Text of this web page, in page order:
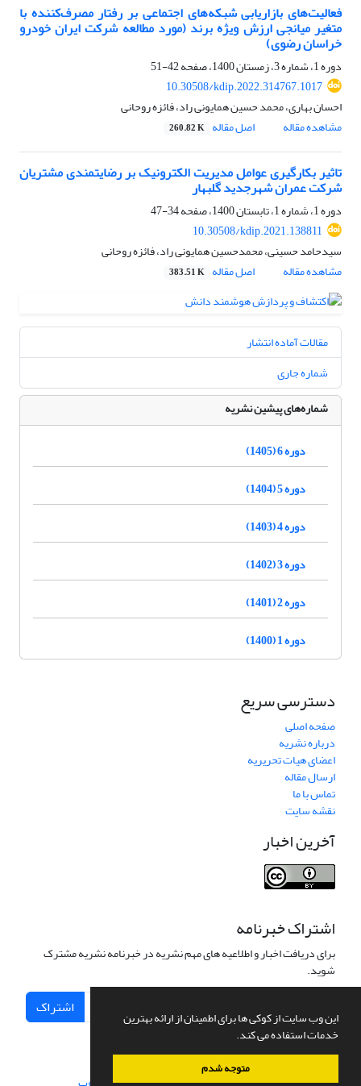
این وب سایت از کوکی ها برای اطمینان از ارائه بهترین
خدمات استفاده می کند.
متوجه شدم
فعالیت‌های بازاریابی شبکه‌های اجتماعی بر رفتار مصرف‌کننده با
متغیر میانجی ارزش ویژه برند (مورد مطالعه شرکت ایران خودرو
خراسان رضوی)
دوره 1، شماره 3، زمستان 1400، صفحه
42-51
10.30508/kdip.2022.314767.1017
احسان بهاری، محمد حسین همایونی راد، فائزه روحانی
مشاهده مقاله
اصل مقاله 260.82 K
تاثیر بکارگیری عوامل مدیریت الکترونیک بر رضایتمندی مشتریان
شرکت عمران شهرجدید گلبهار
دوره 1، شماره 1، تابستان 1400، صفحه
34-47
10.30508/kdip.2021.138811
سیدحامد حسینی، محمدحسین همایونی راد، فائزه روحانی
مشاهده مقاله
اصل مقاله 383.51 K
مقالات آماده انتشار
شماره جاری
شماره‌های پیشین نشریه
دوره 6 (1405)
دوره 5 (1404)
دوره 4 (1403)
دوره 3 (1402)
دوره 2 (1401)
دوره 1 (1400)
دسترسی سریع
صفحه اصلی
درباره نشریه
اعضای هیات تحریریه
ارسال مقاله
تماس با ما
نقشه سایت
آخرین اخبار
اشتراک خبرنامه
برای دریافت اخبار و اطلاعیه های مهم نشریه در خبرنامه نشریه مشترک
شوید.
اشتراک